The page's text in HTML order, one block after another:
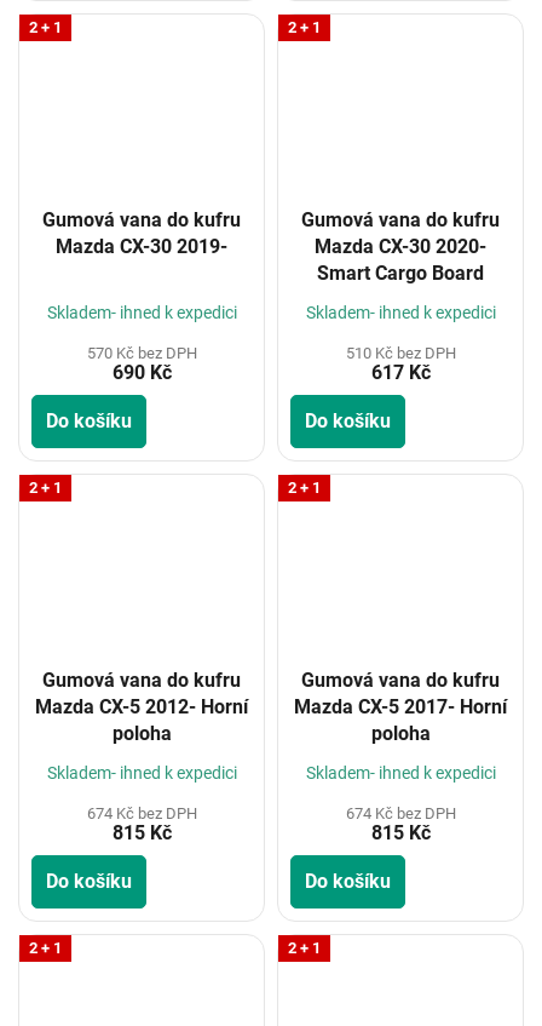
2 + 1
Gumová vana do kufru
Mazda CX-30 2019-
Skladem- ihned k expedici
570 Kč bez DPH
690 Kč
Do košíku
2 + 1
Gumová vana do kufru
Mazda CX-30 2020-
Smart Cargo Board
Skladem- ihned k expedici
510 Kč bez DPH
617 Kč
Do košíku
2 + 1
Gumová vana do kufru
Mazda CX-5 2012- Horní
poloha
Skladem- ihned k expedici
674 Kč bez DPH
815 Kč
Do košíku
2 + 1
Gumová vana do kufru
Mazda CX-5 2017- Horní
poloha
Skladem- ihned k expedici
674 Kč bez DPH
815 Kč
Do košíku
2 + 1 2 + 1